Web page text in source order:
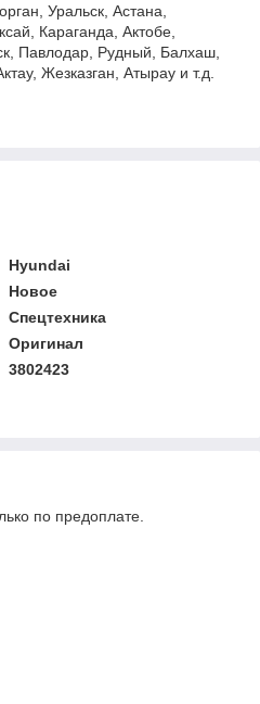
Уральск, Астана,
Караганда, Актобе,
Павлодар, Рудный, Балхаш,
Жезказган, Атырау и т.д.
Hyundai
Новое
Спецтехника
Оригинал
3802423
по предоплате.